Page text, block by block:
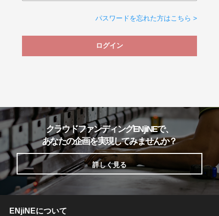
パスワードを忘れた方はこちら >
ログイン
クラウドファンディングENjiNEで、
あなたの企画を実現してみませんか？
詳しく見る
ENjiNEについて